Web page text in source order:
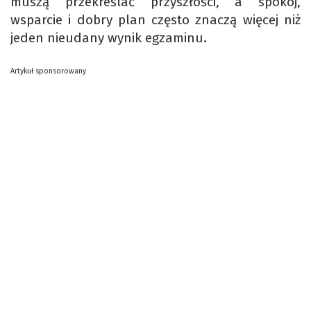
wsparcie i dobry plan często znaczą więcej niż
jeden nieudany wynik egzaminu.
Artykuł sponsorowany